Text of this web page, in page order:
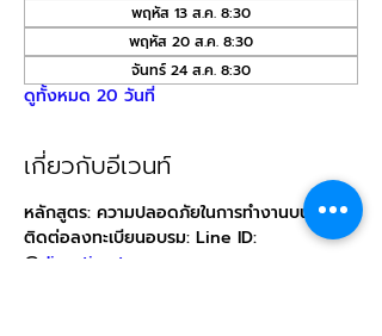
พฤหัส 13 ส.ค. 8:30
พฤหัส 20 ส.ค. 8:30
จันทร์ 24 ส.ค. 8:30
ดูทั้งหมด 20 วันที่
เกี่ยวกับอีเวนท์
หลักสูตร: ความปลอดภัยในการทำงานบนที่สูง
ติดต่อลงทะเบียนอบรม: Line ID:
@ direction.tn